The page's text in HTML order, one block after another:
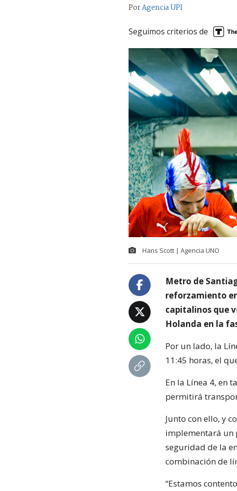
PorAgencia UPI
Seguimos criterios de
Hans Scott | Agencia UNO
Metro de
reforzamiento
capitalinos que
Holanda en la
Por un lado, la
11:45 horas, el
En la Línea 4, en
permitirá
Junto con ello, y
implementará un
seguridad de la
combinación de
“Estamos